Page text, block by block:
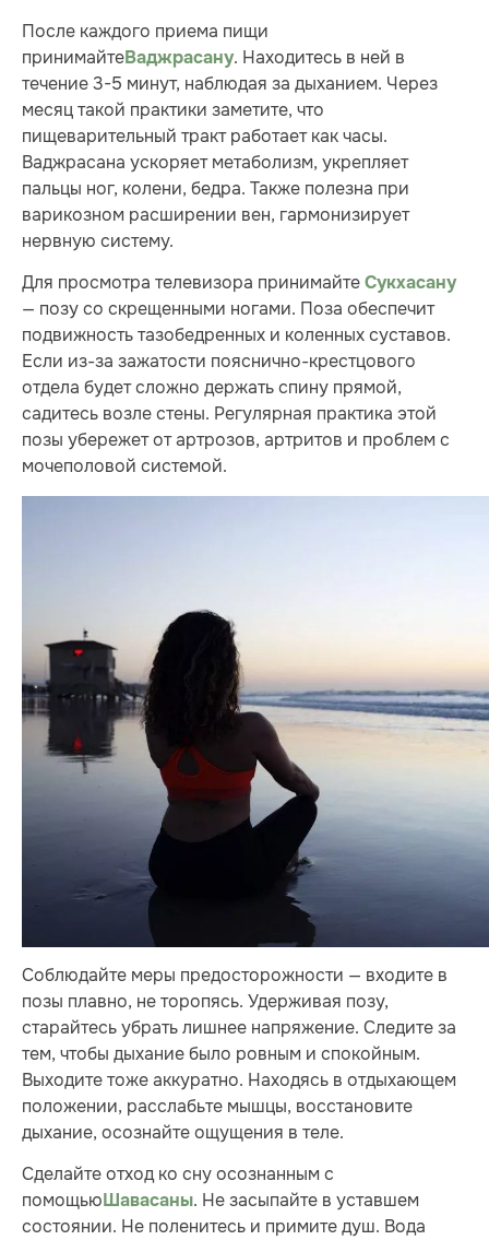
После каждого приема пищи
принимайтеВаджрасану. Находитесь в ней в
течение 3-5 минут, наблюдая за дыханием. Через
месяц такой практики заметите, что
пищеварительный тракт работает как часы.
Ваджрасана ускоряет метаболизм, укрепляет
пальцы ног, колени, бедра. Также полезна при
варикозном расширении вен, гармонизирует
нервную систему.
Для просмотра телевизора принимайте Сукхасану
— позу со скрещенными ногами. Поза обеспечит
подвижность тазобедренных и коленных суставов.
Если из-за зажатости пояснично-крестцового
отдела будет сложно держать спину прямой,
садитесь возле стены. Регулярная практика этой
позы убережет от артрозов, артритов и проблем с
мочеполовой системой.
Соблюдайте меры предосторожности — входите в
позы плавно, не торопясь. Удерживая позу,
старайтесь убрать лишнее напряжение. Следите за
тем, чтобы дыхание было ровным и спокойным.
Выходите тоже аккуратно. Находясь в отдыхающем
положении, расслабьте мышцы, восстановите
дыхание, осознайте ощущения в теле.
Сделайте отход ко сну осознанным с
помощьюШавасаны. Не засыпайте в уставшем
состоянии. Не поленитесь и примите душ. Вода